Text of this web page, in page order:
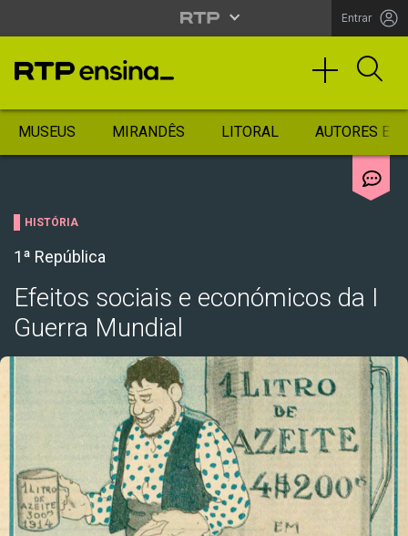
Entrar
MUSEUS MIRANDÊS LITORAL AUTORES
HISTÓRIA
1ª República
Efeitos sociais e económicos da I
Guerra Mundial